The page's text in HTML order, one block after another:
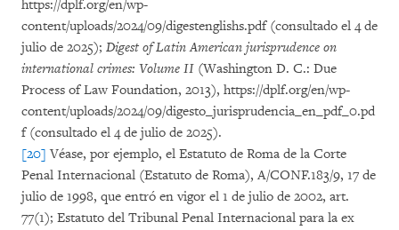
https://dplf.org/en/wp-
content/uploads/2024/09/digestenglishs.pdf (consultado el 4 de
julio de 2025); Digest of Latin American jurisprudence on
international crimes: Volume II (Washington D. C.: Due
Process of Law Foundation, 2013), https://dplf.org/en/wp-
content/uploads/2024/09/digesto_jurisprudencia_en_pdf_0.pd
f (consultado el 4 de julio de 2025).
[20] Véase, por ejemplo, el Estatuto de Roma de la Corte
Penal Internacional (Estatuto de Roma), A/CONF.183/9, 17 de
julio de 1998, que entró en vigor el 1 de julio de 2002, art.
77(1); Estatuto del Tribunal Penal Internacional para la ex